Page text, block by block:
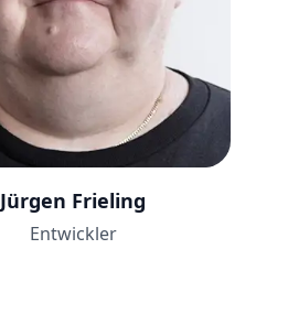
Jürgen Frieling
Entwickler